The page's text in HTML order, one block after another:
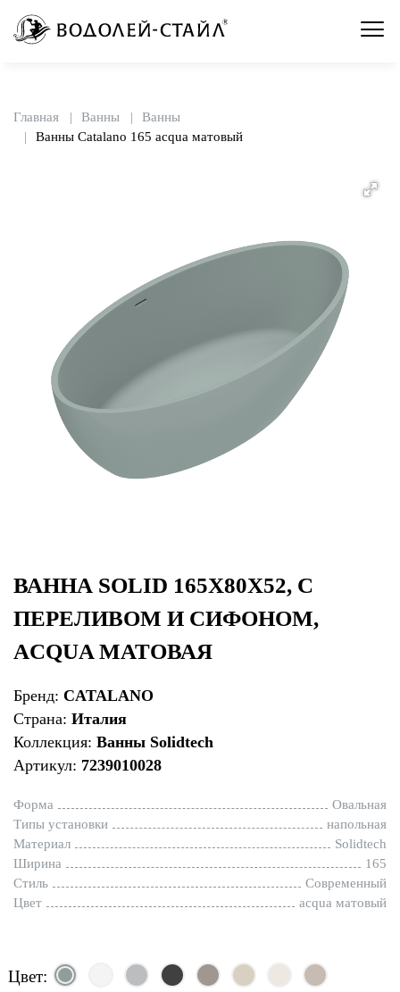
Главная Ванны
Ванны
Ванны Catalano 165 acqua матовый
ВАННА SOLID 165X80X52, С
ПЕРЕЛИВОМ И СИФОНОМ,
ACQUA МАТОВАЯ
Бренд: CATALANO
Страна: Италия
Коллекция: Ванны Solidtech
Артикул: 7239010028
Форма
Овальная
Типы установки
напольная
Материал
Solidtech
Ширина
165
Стиль
Современный
Цвет
acqua матовый
Цвет: